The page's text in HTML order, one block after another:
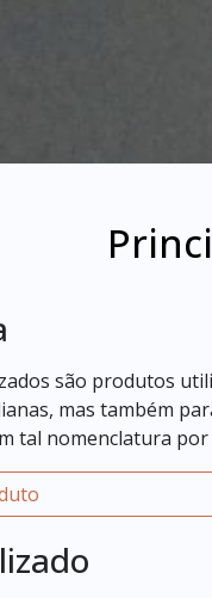
são produtos
mas também
tal nomenclatura
dito.